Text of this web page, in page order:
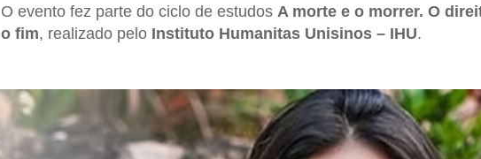
O evento fez parte do ciclo de estudos A morte e o morrer. O
o fim, realizado pelo Instituto Humanitas Unisinos – IHU.